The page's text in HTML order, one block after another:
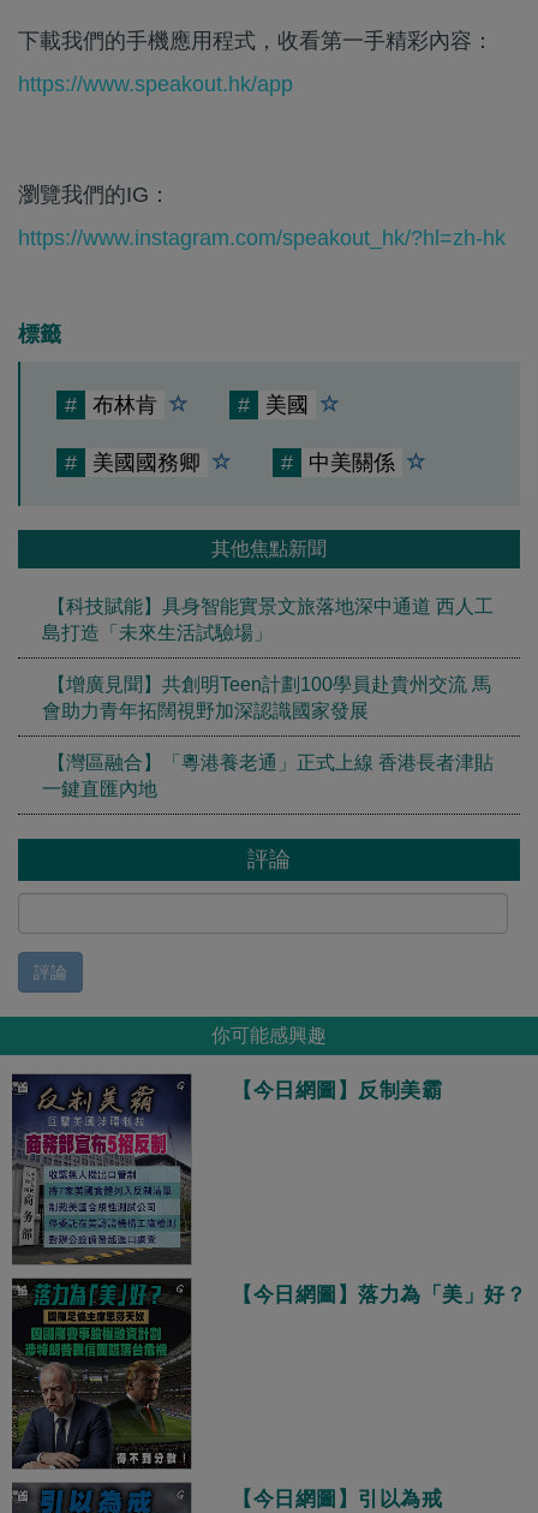
下載我們的手機應用程式，收看第一手精彩內容：
https://www.speakout.hk/app
瀏覽我們的IG：
https://www.instagram.com/speakout_hk/?hl=zh-hk
標籤
# 布林肯 # 美國
# 美國國務卿 # 中美關係
其他焦點新聞
【科技賦能】具身智能實景文旅落地深中通道 西人工
島打造「未來生活試驗場」
【增廣見聞】共創明Teen計劃100學員赴貴州交流 馬
會助力青年拓闊視野加深認識國家發展
【灣區融合】「粵港養老通」正式上線 香港長者津貼
一鍵直匯內地
評論
評論
你可能感興趣
【今日網圖】反制美霸
【今日網圖】落力為「美」好？
【今日網圖】引以為戒